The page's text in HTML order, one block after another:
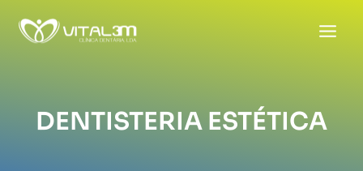
content
DENTISTERIA ESTÉTICA